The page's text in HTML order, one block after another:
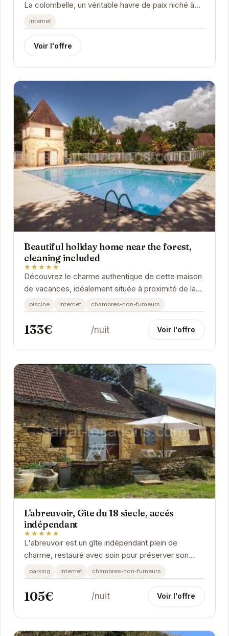
La colombelle, un véritable havre de paix niché à
Carsac-Aillac.
internet
Voir l'offre
Beautiful holiday home near the forest,
cleaning included
★★★★★
Découvrez le charme authentique de cette maison
de vacances, idéalement située à proximité de la
forêt de Carsac-Aillac. Offrant un cadre...
piscine internet chambres-non-fumeurs
133€ /nuit Voir l'offre
L'abreuvoir, Gite du 18 siecle, accés
indépendant
★★★★★
L'abreuvoir est un gîte indépendant plein de
charme, restauré avec soin pour préserver son
authenticité. Il offre un cadre idéal pour des...
parking internet chambres-non-fumeurs
105€ /nuit Voir l'offre